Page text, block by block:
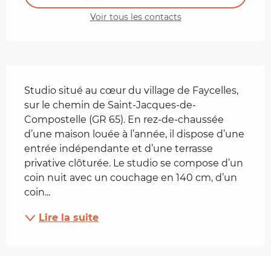
Voir tous les contacts
Studio situé au cœur du village de Faycelles,
sur le chemin de Saint-Jacques-de-
Compostelle (GR 65). En rez-de-chaussée
d’une maison louée à l’année, il dispose d’une
entrée indépendante et d’une terrasse
privative clôturée. Le studio se compose d’un
coin nuit avec un couchage en 140 cm, d’un
coin...
Lire la suite